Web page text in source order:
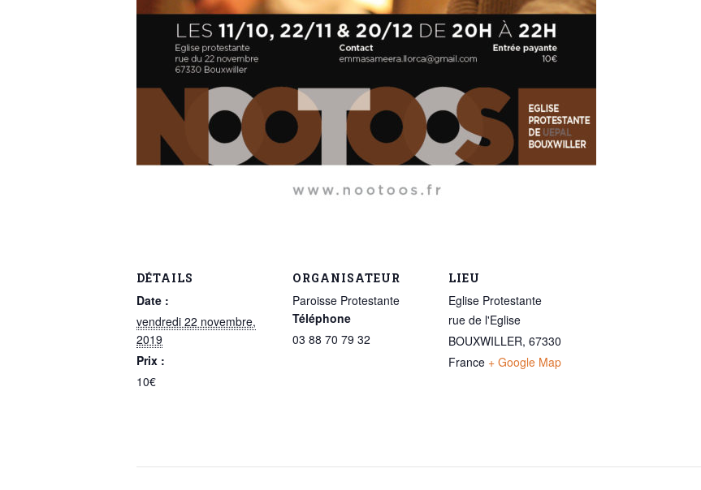
DÉTAILS
Date :
vendredi 22 novembre,
2019
Prix :
10€
ORGANISATEUR
Paroisse Protestante
Téléphone
03 88 70 79 32
LIEU
Eglise Protestante
rue de l'Eglise
BOUXWILLER, 67330
France + Google Map